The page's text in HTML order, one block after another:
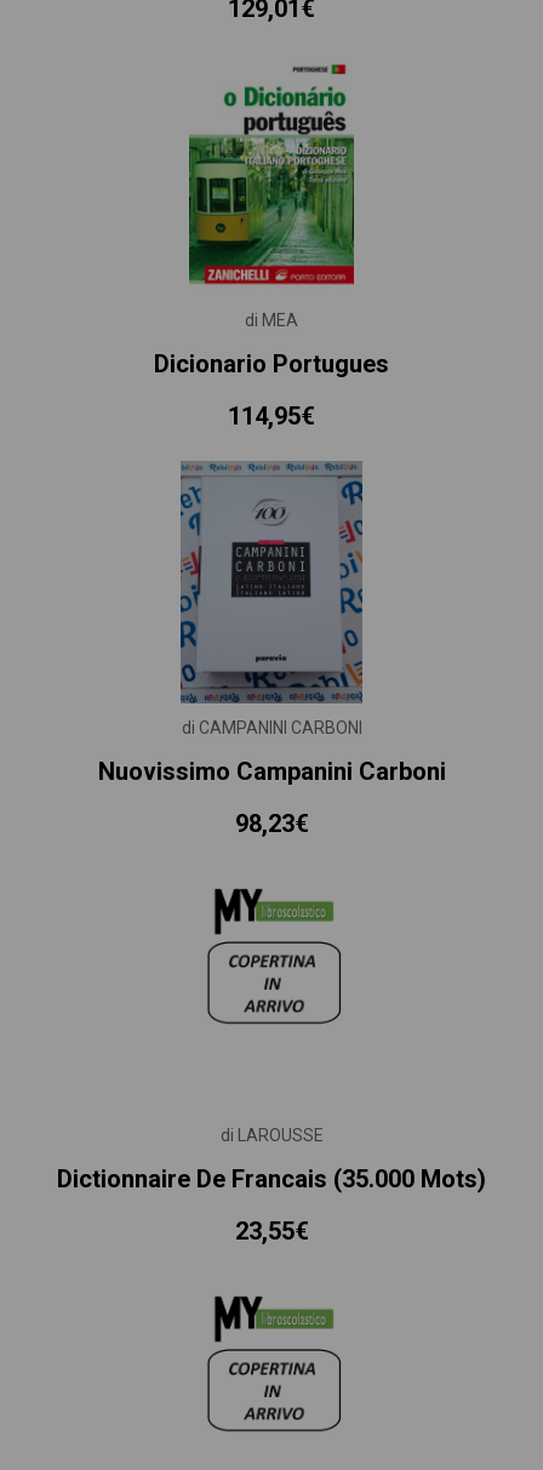
129,01€
di MEA
Dicionario Portugues
114,95€
di CAMPANINI CARBONI
Nuovissimo Campanini Carboni
98,23€
di LAROUSSE
Dictionnaire De Francais (35.000 Mots)
23,55€